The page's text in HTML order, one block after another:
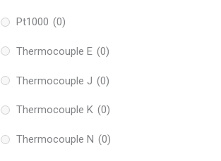
Pt1000 (0)
Thermocouple E (0)
Thermocouple J (0)
Thermocouple K (0)
Thermocouple N (0)